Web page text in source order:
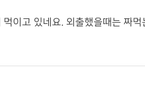
이고 있네요. 외출했을때는 짜